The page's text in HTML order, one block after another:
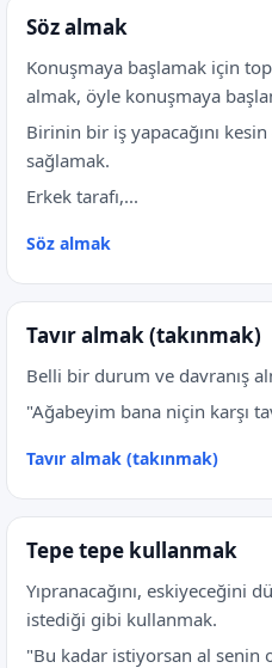
Söz almak
Konuşmaya başlamak için
almak, öyle konuşmaya
Birinin bir iş yapacağını
sağlamak.
Erkek tarafı,...
Söz almak
Tavır almak (takınmak)
Belli bir durum ve davranış
"Ağabeyim bana niçin karşı
Tavır almak (takınmak)
Tepe tepe kullanmak
Yıpranacağını, eskiyeceğini
istediği gibi kullanmak.
"Bu kadar istiyorsan al senin